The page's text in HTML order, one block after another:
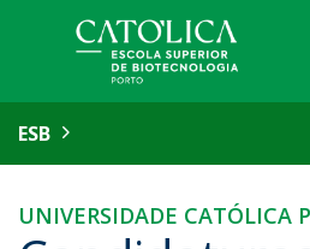
ESB
UNIVERSIDADE CATÓLICA